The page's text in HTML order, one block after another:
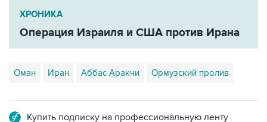
Операция Израиля и США против Ирана
Оман Иран Аббас Аракчи Ормузский пролив
Подписаться на рассылку главных новостей сайта